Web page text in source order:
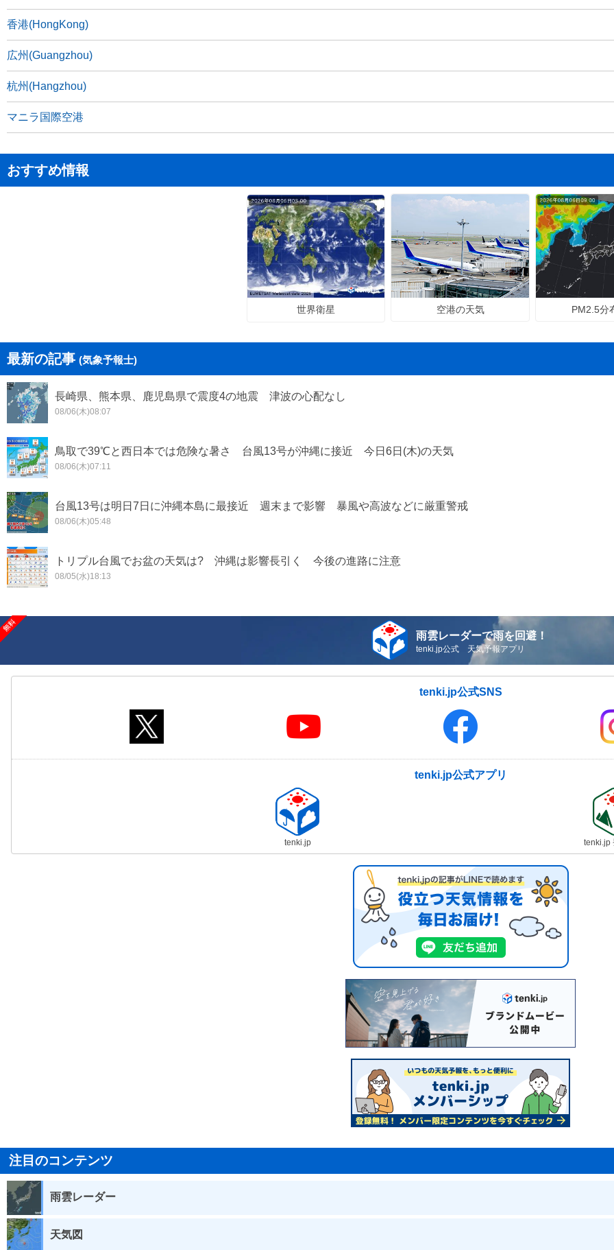
香港(HongKong)
広州(Guangzhou)
杭州(Hangzhou)
マニラ国際空港
おすすめ情報
世界衛星 空港の天気 PM2.5分
最新の記事 (気象予報士)
長崎県、熊本県、鹿児島県で震度4の地震 津波の心配なし
08/06(木)08:07
鳥取で39℃と西日本では危険な暑さ 台風13号が沖縄に接近 今日6日(木)の天気
08/06(木)07:11
台風13号は明日7日に沖縄本島に最接近 週末まで影響 暴風や高波などに厳重警戒
08/06(木)05:48
トリプル台風でお盆の天気は? 沖縄は影響長引く 今後の進路に注意
08/05(水)18:13
雨雲レーダーで雨を回避！
tenki.jp公式 天気予報アプリ
tenki.jp公式SNS
tenki.jp公式アプリ
tenki.jp tenki.jp
注目のコンテンツ
雨雲レーダー
天気図